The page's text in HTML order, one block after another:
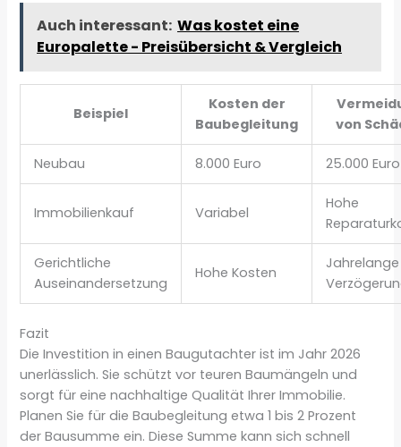
Auch interessant: Was kostet eine
Europalette - Preisübersicht & Vergleich
Beispiel
Kosten der
Baubegleitung
von
Neubau 8.000 Euro 25.000 Euro
Immobilienkauf Variabel
Hohe
Gerichtliche
Auseinandersetzung
Hohe Kosten
Jahrelange
Fazit
Die Investition in einen Baugutachter ist im Jahr 2026
unerlässlich. Sie schützt vor teuren Baumängeln und
sorgt für eine nachhaltige Qualität Ihrer Immobilie.
Planen Sie für die Baubegleitung etwa 1 bis 2 Prozent
der Bausumme ein. Diese Summe kann sich schnell